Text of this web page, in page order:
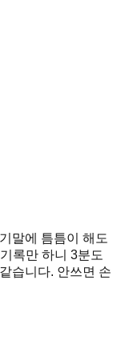
말에 틈틈이 해도
록만 하니 3분도
습니다. 안쓰면 손